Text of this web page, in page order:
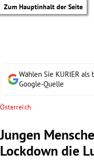
Zum Hauptinhalt der Seite
Wählen Sie KURIER als
Google-Quelle
Österreich
Jungen
Lockdown die